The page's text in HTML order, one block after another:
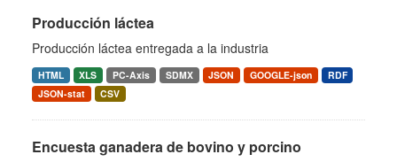
Producción láctea
Producción láctea entregada a la industria
HTML XLS PC-Axis SDMX JSON GOOGLE-json
RDF
JSON-stat
CSV
Encuesta ganadera de bovino y porcino